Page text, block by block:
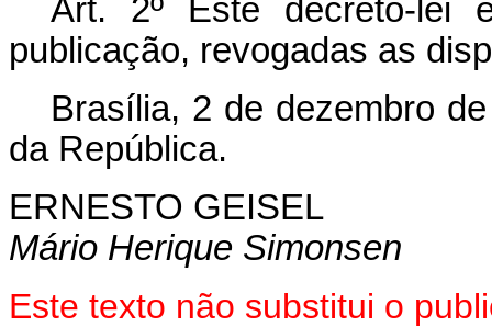
Art. 2º Este decreto-lei
publicação, revogadas as
Brasília, 2 de dezembro
da República.
ERNESTO GEISEL
Mário Herique Simonsen
Este texto não substitui o